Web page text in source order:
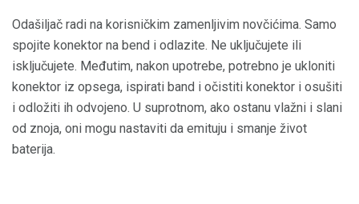
Odašiljač radi na korisničkim zamenljivim novčićima. Samo
spojite konektor na bend i odlazite. Ne uključujete ili
isključujete. Međutim, nakon upotrebe, potrebno je ukloniti
konektor iz opsega, ispirati band i očistiti konektor i osušiti
i odložiti ih odvojeno. U suprotnom, ako ostanu vlažni i slani
od znoja, oni mogu nastaviti da emituju i smanje život
baterija.